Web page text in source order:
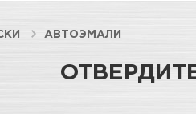
АВТОЭМАЛИ